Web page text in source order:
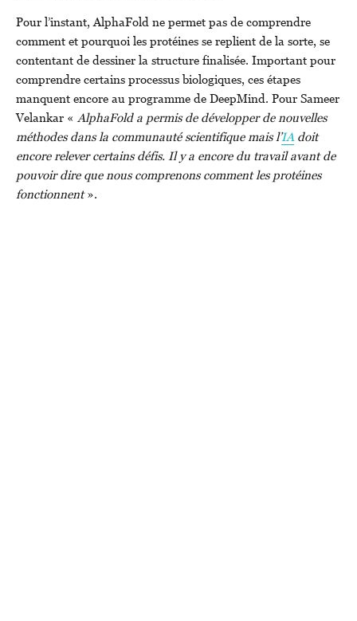
Pour l’instant, AlphaFold ne permet pas de comprendre
comment et pourquoi les protéines se replient de la sorte, se
contentant de dessiner la structure finalisée. Important pour
comprendre certains processus biologiques, ces étapes
manquent encore au programme de DeepMind. Pour Sameer
Velankar «AlphaFold a permis de développer de nouvelles
méthodes dans la communauté scientifique mais l’IAdoit
encore relever certains défis. Il y a encore du travail avant de
pouvoir dire que nous comprenons comment les protéines
fonctionnent».